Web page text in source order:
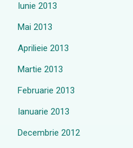
Iunie 2013
Mai 2013
Aprilieie 2013
Martie 2013
Februarie 2013
Ianuarie 2013
Decembrie 2012